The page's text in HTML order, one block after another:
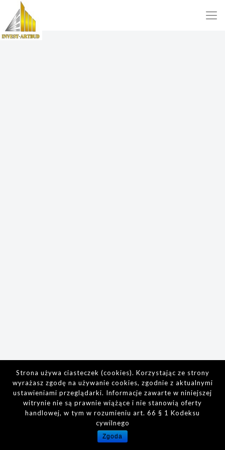
Strona używa ciasteczek (cookies). Korzystając ze strony
wyrażasz zgodę na używanie cookies, zgodnie z aktualnymi
ustawieniami przeglądarki. Informacje zawarte w niniejszej
witrynie nie są prawnie wiążące i nie stanowią oferty
handlowej, w tym w rozumieniu art. 66 § 1 Kodeksu
cywilnego
Zgoda